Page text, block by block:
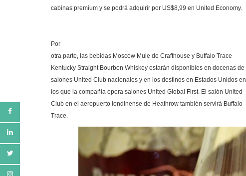
cabinas premium y se podrá adquirir por US$8,99 en United Economy.
Por
otra parte, las bebidas Moscow Mule de Crafthouse y Buffalo Trace
Kentucky Straight Bourbon Whiskey estarán disponibles en docenas de
salones United Club nacionales y en los destinos en Estados Unidos en
los que la compañía opera salones United Global First. El salón United
Club en el aeropuerto londinense de Heathrow también servirá Buffalo
Trace.